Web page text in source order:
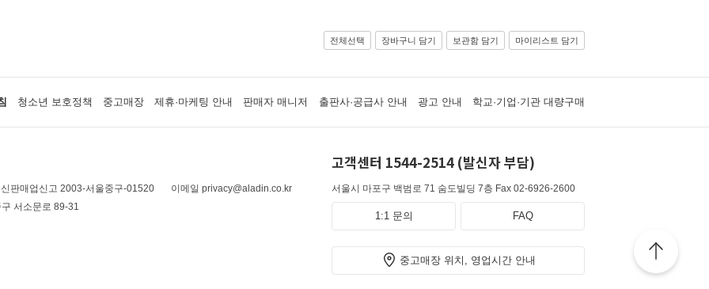
전체선택 장바구니 담기 보관함 담기 마이리스트 담기
청소년 보호정책 중고매장 제휴·마케팅 안내 판매자 매니저 출판사·공급사 안내 광고 안내 학교·기업·기관 대량구매
판매업신고 2003-서울중구-01520
이메일 privacy@aladin.co.kr
서소문로 89-31
고객센터 1544-2514 (발신자 부담)
서울시 마포구 백범로 71 숨도빌딩 7층 Fax 02-6926-2600
1:1 문의 FAQ
중고매장 위치, 영업시간 안내